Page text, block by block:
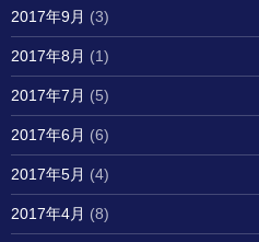
2017年9月 (3)
2017年8月 (1)
2017年7月 (5)
2017年6月 (6)
2017年5月 (4)
2017年4月 (8)